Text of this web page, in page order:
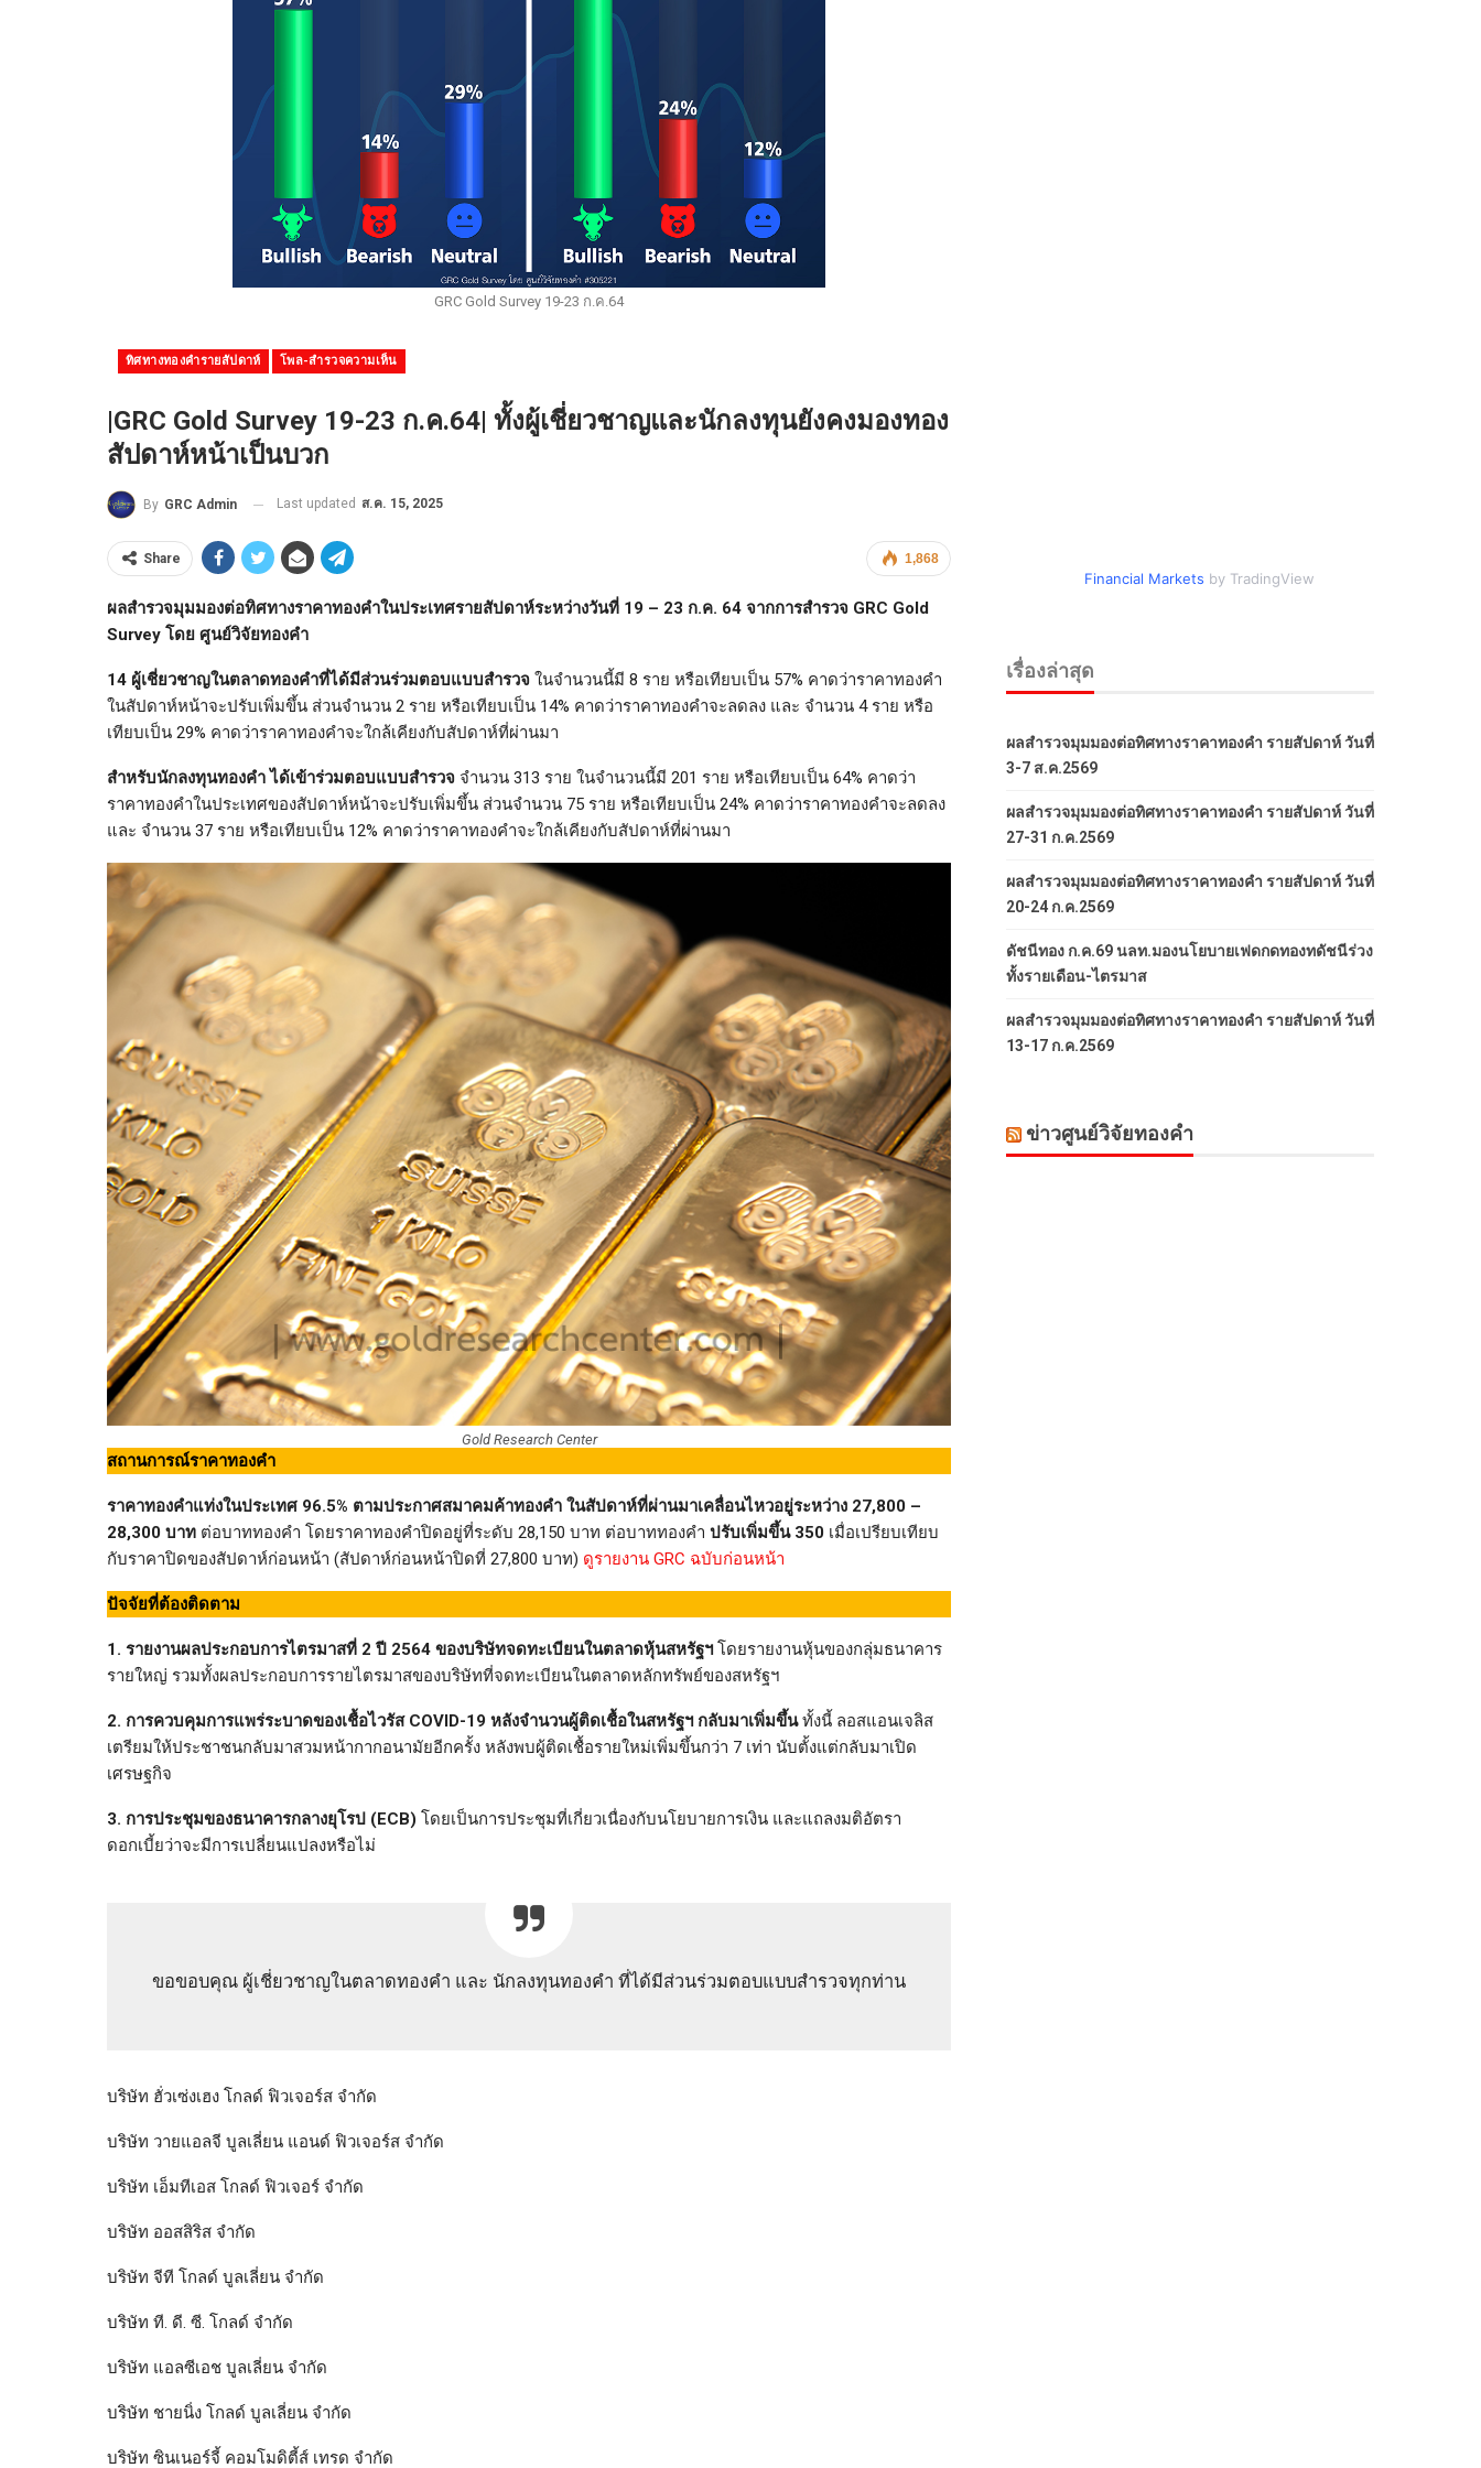
GRC Gold Survey 19-23 ก.ค.64
ทิศทางทองคำรายสัปดาห์ โพล-สำรวจความเห็น
|GRC Gold Survey 19-23 ก.ค.64| ทั้งผู้เชี่ยวชาญและนักลงทุนยังคงมองทอง
สัปดาห์หน้าเป็นบวก
By GRC Admin Last updated ส.ค. 15, 2025
1,868
Share
ผลสำรวจมุมมองต่อทิศทางราคาทองคำในประเทศรายสัปดาห์ระหว่างวันที่ 19 – 23 ก.ค. 64 จากการสำรวจ GRC Gold
Survey โดย ศูนย์วิจัยทองคำ
14 ผู้เชี่ยวชาญในตลาดทองคำที่ได้มีส่วนร่วมตอบแบบสำรวจ ในจำนวนนี้มี 8 ราย หรือเทียบเป็น 57% คาดว่าราคาทองคำ
ในสัปดาห์หน้าจะปรับเพิ่มขึ้น ส่วนจำนวน 2 ราย หรือเทียบเป็น 14% คาดว่าราคาทองคำจะลดลง และ จำนวน 4 ราย หรือ
เทียบเป็น 29% คาดว่าราคาทองคำจะใกล้เคียงกับสัปดาห์ที่ผ่านมา
สำหรับนักลงทุนทองคำ ได้เข้าร่วมตอบแบบสำรวจ จำนวน 313 ราย ในจำนวนนี้มี 201 ราย หรือเทียบเป็น 64% คาดว่า
ราคาทองคำในประเทศของสัปดาห์หน้าจะปรับเพิ่มขึ้น ส่วนจำนวน 75 ราย หรือเทียบเป็น 24% คาดว่าราคาทองคำจะลดลง
และ จำนวน 37 ราย หรือเทียบเป็น 12% คาดว่าราคาทองคำจะใกล้เคียงกับสัปดาห์ที่ผ่านมา
Gold Research Center
สถานการณ์ราคาทองคำ
ราคาทองคำแท่งในประเทศ 96.5% ตามประกาศสมาคมค้าทองคำ ในสัปดาห์ที่ผ่านมาเคลื่อนไหวอยู่ระหว่าง 27,800 –
28,300 บาท ต่อบาททองคำ โดยราคาทองคำปิดอยู่ที่ระดับ 28,150 บาท ต่อบาททองคำ ปรับเพิ่มขึ้น 350 เมื่อเปรียบเทียบ
กับราคาปิดของสัปดาห์ก่อนหน้า (สัปดาห์ก่อนหน้าปิดที่ 27,800 บาท) ดูรายงาน GRC ฉบับก่อนหน้า
ปัจจัยที่ต้องติดตาม
1. รายงานผลประกอบการไตรมาสที่ 2 ปี 2564 ของบริษัทจดทะเบียนในตลาดหุ้นสหรัฐฯโดยรายงานหุ้นของกลุ่มธนาคาร
รายใหญ่ รวมทั้งผลประกอบการรายไตรมาสของบริษัทที่จดทะเบียนในตลาดหลักทรัพย์ของสหรัฐฯ
2. การควบคุมการแพร่ระบาดของเชื้อไวรัส COVID-19 หลังจำนวนผู้ติดเชื้อในสหรัฐฯ กลับมาเพิ่มขึ้นทั้งนี้ ลอสแอนเจลิส
เตรียมให้ประชาชนกลับมาสวมหน้ากากอนามัยอีกครั้ง หลังพบผู้ติดเชื้อรายใหม่เพิ่มขึ้นกว่า 7 เท่า นับตั้งแต่กลับมาเปิด
เศรษฐกิจ
3. การประชุมของธนาคารกลางยุโรป (ECB) โดยเป็นการประชุมที่เกี่ยวเนื่องกับนโยบายการเงิน และแถลงมติอัตรา
ดอกเบี้ยว่าจะมีการเปลี่ยนแปลงหรือไม่
ขอขอบคุณ ผู้เชี่ยวชาญในตลาดทองคำ และ นักลงทุนทองคำ ที่ได้มีส่วนร่วมตอบแบบสำรวจทุกท่าน
บริษัท ฮั่วเซ่งเฮง โกลด์ ฟิวเจอร์ส จำกัด
บริษัท วายแอลจี บูลเลี่ยน แอนด์ ฟิวเจอร์ส จำกัด
บริษัท เอ็มทีเอส โกลด์ ฟิวเจอร์ จำกัด
บริษัท ออสสิริส จำกัด
บริษัท จีที โกลด์ บูลเลี่ยน จำกัด
บริษัท ที. ดี. ซี. โกลด์ จำกัด
บริษัท แอลซีเอช บูลเลี่ยน จำกัด
บริษัท ชายนิ่ง โกลด์ บูลเลี่ยน จำกัด
บริษัท ซินเนอร์จี้ คอมโมดิตี้ส์ เทรด จำกัด
Financial Markets by TradingView
เรื่องล่าสุด
ผลสำรวจมุมมองต่อทิศทางราคาทองคำ รายสัปดาห์ วันที่
3-7 ส.ค.2569
ผลสำรวจมุมมองต่อทิศทางราคาทองคำ รายสัปดาห์ วันที่
27-31 ก.ค.2569
ผลสำรวจมุมมองต่อทิศทางราคาทองคำ รายสัปดาห์ วันที่
20-24 ก.ค.2569
ดัชนีทอง ก.ค.69 นลท.มองนโยบายเฟดกดทองทดัชนีร่วง
ทั้งรายเดือน-ไตรมาส
ผลสำรวจมุมมองต่อทิศทางราคาทองคำ รายสัปดาห์ วันที่
13-17 ก.ค.2569
ข่าวศูนย์วิจัยทองคำ